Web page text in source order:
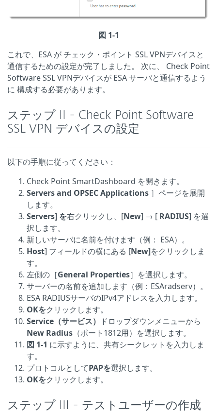
図 1-1
これで、ESA がチェック・ポイント SSL VPNデバイスと
通信するための設定が完了しました。 次に、 Check Point
Software SSL VPNデバイスが ESA サーバと通信するよう
に 構成する必要があります。
ステップ II - Check Point Software
SSL VPN デバイスの設定
以下の手順に従ってください：
Check Point SmartDashboard を開きます。
Servers and OPSEC Applications ］ページを展開
します。
Servers] を右クリックし、[New] → [ RADIUS] を選
択します。
新しいサーバに名前を付けます（例： ESA）。
Host] フィールドの横にある [New]をクリックしま
す。
左側の［General Properties］を選択します。
サーバーの名前を追加します（例：ESAradserv）。
ESA RADIUSサーバのIPv4アドレスを入力します。
OKをクリックします。
Service（サービス）
ドロップダウンメニューから
New Radius （ポート1812用）を選択します。
図 1-1 に示すように、共有シークレットを入力しま
す。
プロトコルとしてPAPを選択します。
OKをクリックします。
ステップ III - テストユーザーの作成